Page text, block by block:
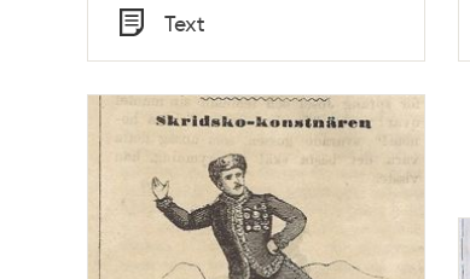
Tid
Typ
Text